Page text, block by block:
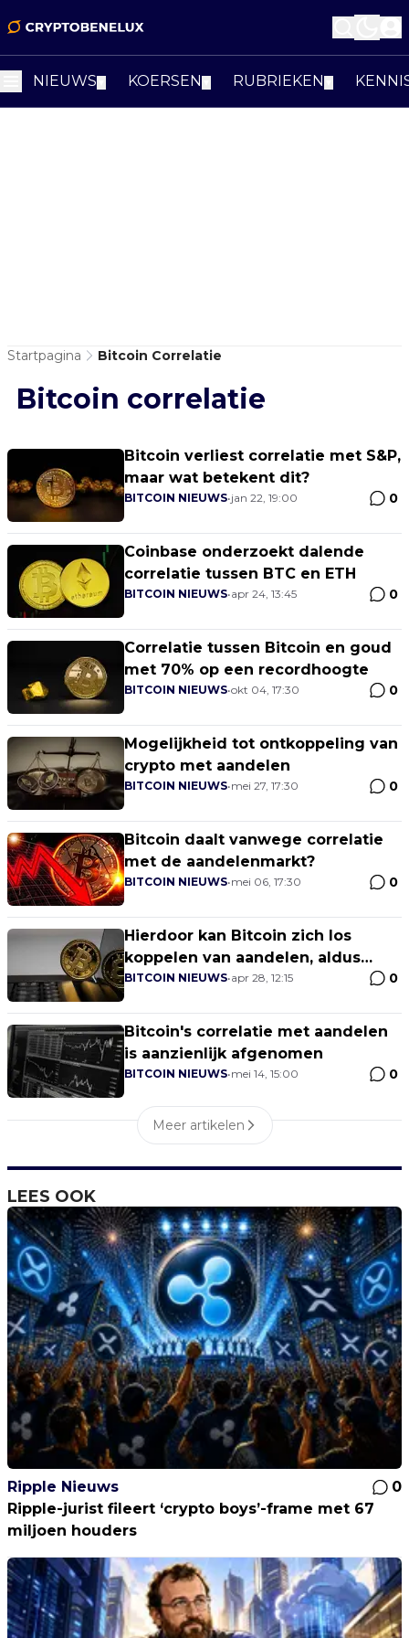
NIEUWS KOERSEN RUBRIEKEN
Startpagina Bitcoin Correlatie
Bitcoin correlatie
Bitcoin verliest correlatie met S&P,
maar wat betekent dit?
BITCOIN NIEUWS•jan 22, 19:00 0
Coinbase onderzoekt dalende
correlatie tussen BTC en ETH
BITCOIN NIEUWS•apr 24, 13:45 0
Correlatie tussen Bitcoin en goud
met 70% op een recordhoogte
BITCOIN NIEUWS•okt 04, 17:30 0
Mogelijkheid tot ontkoppeling van
crypto met aandelen
BITCOIN NIEUWS•mei 27, 17:30 0
Bitcoin daalt vanwege correlatie
met de aandelenmarkt?
BITCOIN NIEUWS•mei 06, 17:30 0
Hierdoor kan Bitcoin zich los
koppelen van aandelen, aldus
William Clemente
BITCOIN NIEUWS•apr 28, 12:15 0
Bitcoin's correlatie met aandelen
is aanzienlijk afgenomen
BITCOIN NIEUWS•mei 14, 15:00 0
Meer artikelen
LEES OOK
Ripple Nieuws
0
Ripple-jurist fileert ‘crypto boys’-frame met 67
miljoen houders